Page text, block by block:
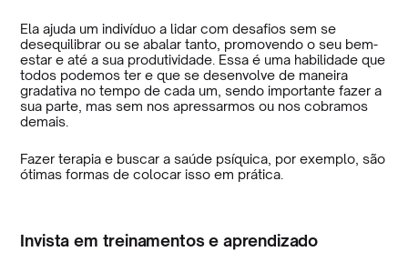
Ela ajuda um indivíduo a lidar com desafios sem se
desequilibrar ou se abalar tanto, promovendo o seu bem-
estar e até a sua produtividade. Essa é uma habilidade que
todos podemos ter e que se desenvolve de maneira
gradativa no tempo de cada um, sendo importante fazer a
sua parte, mas sem nos apressarmos ou nos cobramos
demais.
Fazer terapia e buscar a saúde psíquica, por exemplo, são
ótimas formas de colocar isso em prática.
Invista em treinamentos e aprendizado